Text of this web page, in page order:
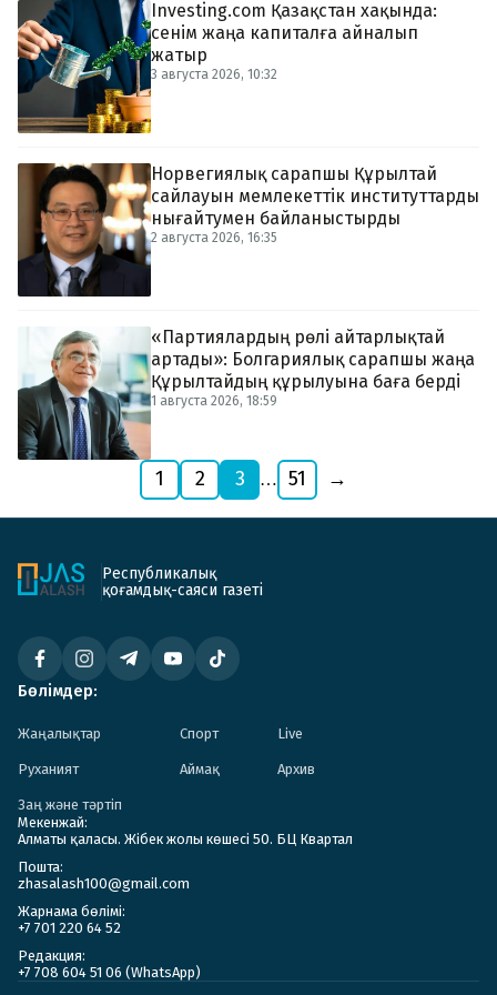
3 августа 2026, 10:32
Investing.com Қазақстан хақында:
сенім жаңа капиталға айналып
жатыр
2 августа 2026, 16:35
Норвегиялық сарапшы Құрылтай
сайлауын мемлекеттік институттарды
нығайтумен байланыстырды
1 августа 2026, 18:59
«Партиялардың рөлі айтарлықтай
артады»: Болгариялық сарапшы жаңа
Құрылтайдың құрылуына баға берді
1 2 3 … 51 →
Республикалық
қоғамдық-саяси газеті
Бөлімдер:
Жаңалықтар Спорт Live
Руханият Аймақ Архив
Заң және тәртіп
Мекенжай:
Алматы қаласы. Жібек жолы көшесі 50. БЦ Квартал
Пошта:
zhasalash100@gmail.com
Жарнама бөлімі:
+7 701 220 64 52
Редакция:
+7 708 604 51 06 (WhatsApp)